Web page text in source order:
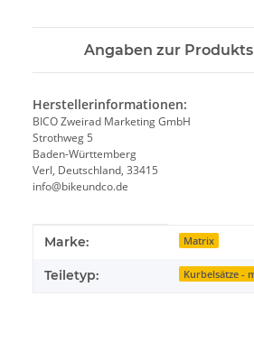
Angaben zur
Herstellerinformationen:
BICO Zweirad Marketing GmbH
Strothweg 5
Baden-Württemberg
Verl, Deutschland, 33415
info@bikeundco.de
Produkteigenschaft
Wert
Marke: Matrix
Teiletyp: Kurbelsätze -